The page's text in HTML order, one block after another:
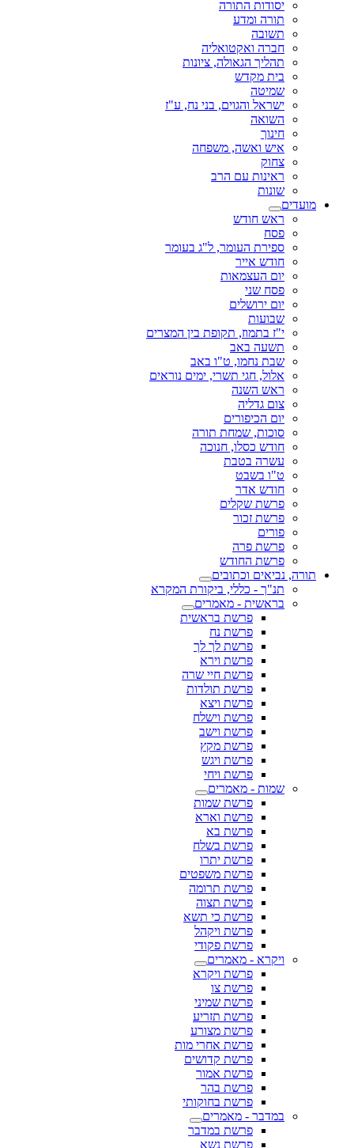
יסודות התורה
תורה ומדע
תשובה
חברה ואקטואליה
תהליך הגאולה, ציונות
בית מקדש
שמיטה
ישראל והגוים, בני נח, ע"ז
השואה
חינוך
איש ואשה, משפחה
צחוק
ראינות עם הרב
שונות
מועדים
ראש חודש
פסח
ספירת העומר, ל"ג בעומר
חודש אייר
יום העצמאות
פסח שני
יום ירושלים
שבועות
י"ז בתמוז, תקופת בין המצרים
תשעה באב
שבת נחמו, ט"ו באב
אלול, חגי תשרי, ימים נוראים
ראש השנה
צום גדליה
יום הכיפורים
סוכות, שמחת תורה
חודש כסלו, חנוכה
עשרה בטבת
ט"ו בשבט
חודש אדר
פרשת שקלים
פרשת זכור
פורים
פרשת פרה
פרשת החודש
תורה, נביאים וכתובים
תנ"ך - כללי, ביקורת המקרא
בראשית - מאמרים
פרשת בראשית
פרשת נח
פרשת לך לך
פרשת וירא
פרשת חיי שרה
פרשת תולדות
פרשת ויצא
פרשת וישלח
פרשת וישב
פרשת מקץ
פרשת ויגש
פרשת ויחי
שמות - מאמרים
פרשת שמות
פרשת וארא
פרשת בא
פרשת בשלח
פרשת יתרו
פרשת משפטים
פרשת תרומה
פרשת תצוה
פרשת כי תשא
פרשת ויקהל
פרשת פקודי
ויקרא - מאמרים
פרשת ויקרא
פרשת צו
פרשת שמיני
פרשת תזריע
פרשת מצורע
פרשת אחרי מות
פרשת קדושים
פרשת אמור
פרשת בהר
פרשת בחוקותי
במדבר - מאמרים
פרשת במדבר
פרשת נשא